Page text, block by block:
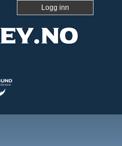
Logg inn